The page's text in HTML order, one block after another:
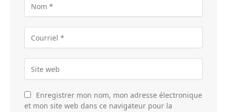
Enregistrer mon nom, mon adresse électronique
et mon site web dans ce navigateur pour la